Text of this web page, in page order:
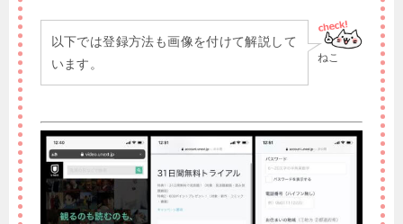
ねこ
以下では登録方法も画像を付けて解説して
います。